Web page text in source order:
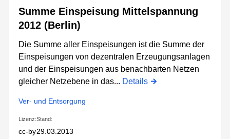
Summe Einspeisung Mittelspannung
2012 (Berlin)
Die Summe aller Einspeisungen ist die Summe der
Einspeisungen von dezentralen Erzeugungsanlagen
und der Einspeisungen aus benachbarten Netzen
gleicher Netzebene in das... Details
Ver- und Entsorgung
Lizenz:
cc-by
Stand:
29.03.2013